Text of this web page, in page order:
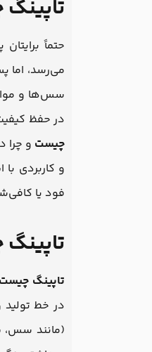
حتماً
می‌رسد، اما
سس‌ها و
در حفظ
چیست و چرا
و کاربردی
فود یا
تاپینگ چیست
در خط
(مانند سس،